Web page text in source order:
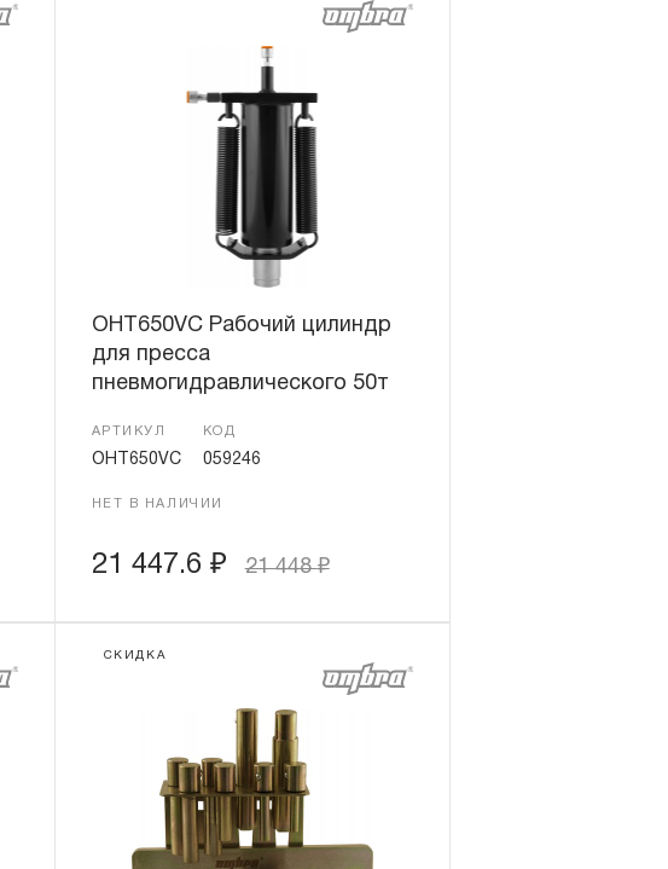
OHT650VC Рабочий цилиндр
для пресса
пневмогидравлического 50т
АРТИКУЛ
OHT650VC
КОД
059246
НЕТ В НАЛИЧИИ
21 447.6 ₽ 21 448₽
СКИДКА